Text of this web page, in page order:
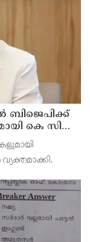
തലശേരി സബ്
ബിജെപിക്ക്
കെ സി